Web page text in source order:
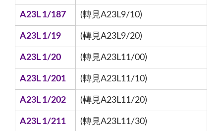
A23L 1/187 (轉見A23L9/10)
A23L 1/19 (轉見A23L9/20)
A23L 1/20 (轉見A23L11/00)
A23L 1/201 (轉見A23L11/10)
A23L 1/202 (轉見A23L11/20)
A23L 1/211 (轉見A23L11/30)